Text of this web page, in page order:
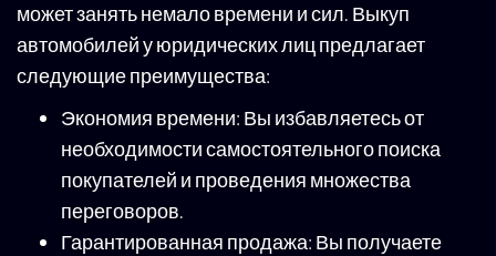
может занять немало времени и сил. Выкуп
автомобилей у юридических лиц предлагает
следующие преимущества:
Экономия времени: Вы избавляетесь от
необходимости самостоятельного поиска
покупателей и проведения множества
переговоров.
Гарантированная продажа: Вы получаете